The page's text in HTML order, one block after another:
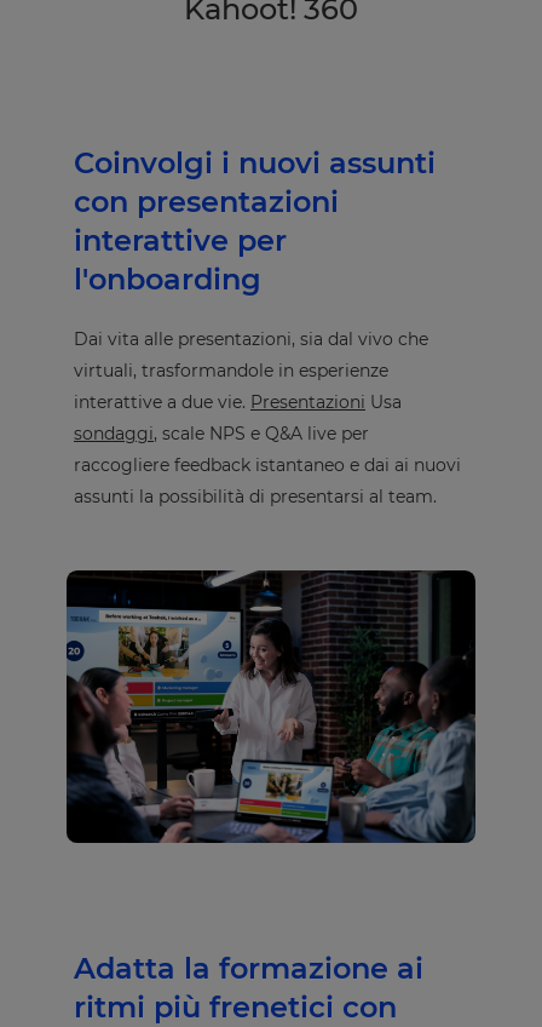
Kahoot! 360
Coinvolgi i nuovi assunti
con presentazioni
interattive per
l'onboarding
Dai vita alle presentazioni, sia dal vivo che
virtuali, trasformandole in esperienze
interattive a due vie. Presentazioni Usa
sondaggi, scale NPS e Q&A live per
raccogliere feedback istantaneo e dai ai nuovi
assunti la possibilità di presentarsi al team.
Adatta la formazione ai
ritmi più frenetici con